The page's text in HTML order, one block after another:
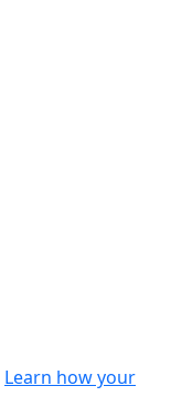
Learn how your